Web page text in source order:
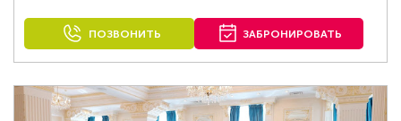
ПОЗВОНИТЬ ЗАБРОНИРОВАТЬ